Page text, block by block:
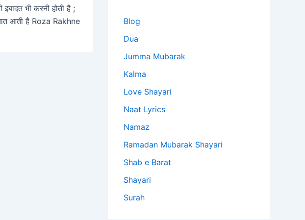
भी करनी होती है ;
आती है Roza Rakhne
Blog
Dua
Jumma Mubarak
Kalma
Love Shayari
Naat Lyrics
Namaz
Ramadan Mubarak Shayari
Shab e Barat
Shayari
Surah